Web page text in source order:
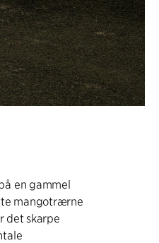
en gammel
mangotrærne
det skarpe